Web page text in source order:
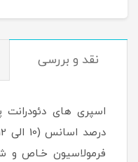
نقد و بررسی
اسپری های دئودرانت
فرمولاسیون خـاص و